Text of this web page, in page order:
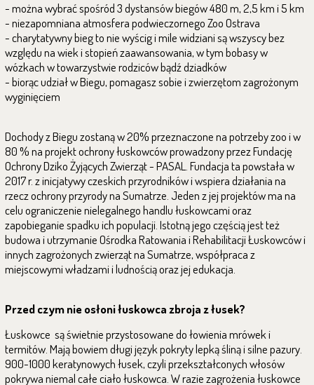
- można wybrać spośród 3 dystansów biegów 480 m, 2,5 km i 5 km
- niezapomniana atmosfera podwieczornego Zoo Ostrava
- charytatywny bieg to nie wyścig i mile widziani są wszyscy bez
względu na wiek i stopień zaawansowania, w tym bobasy w
wózkach w towarzystwie rodziców bądź dziadków
- biorąc udział w Biegu, pomagasz sobie i zwierzętom zagrożonym
wyginięciem
Dochody z Biegu zostaną w 20% przeznaczone na potrzeby zoo i w
80 % na projekt ochrony łuskowców prowadzony przez Fundację
Ochrony Dziko Żyjących Zwierząt - PASAL. Fundacja ta powstała w
2017 r. z inicjatywy czeskich przyrodników i wspiera działania na
rzecz ochrony przyrody na Sumatrze. Jeden z jej projektów ma na
celu ograniczenie nielegalnego handlu łuskowcami oraz
zapobieganie spadku ich populacji. Istotną jego częścią jest też
budowa i utrzymanie Ośrodka Ratowania i Rehabilitacji Łuskowców i
innych zagrożonych zwierząt na Sumatrze, współpraca z
miejscowymi władzami i ludnością oraz jej edukacja.
Przed czym nie osłoni łuskowca zbroja z łusek?
Łuskowce są świetnie przystosowane do łowienia mrówek i
termitów. Mają bowiem długi język pokryty lepką śliną i silne pazury.
900-1000 keratynowych łusek, czyli przekształconych włosów
pokrywa niemal całe ciało łuskowca. W razie zagrożenia łuskowce